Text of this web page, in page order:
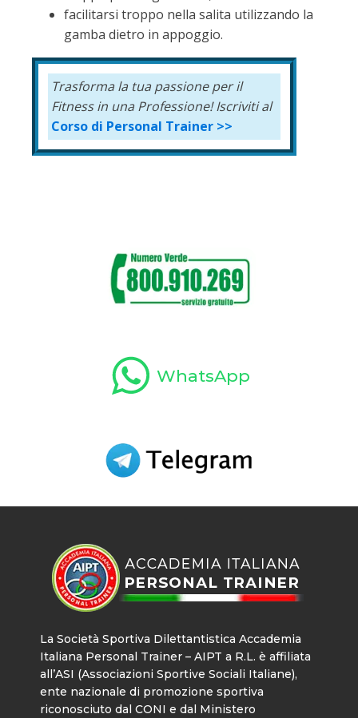
facilitarsi troppo nella salita utilizzando la
gamba dietro in appoggio.
Trasforma la tua passione per il
Fitnessin una Professione! Iscriviti al
Corso di Personal Trainer >>
WhatsApp
La Società Sportiva Dilettantistica Accademia
Italiana Personal Trainer – AIPT a R.L. è affiliata
all’ASI (Associazioni Sportive Sociali Italiane),
ente nazionale di promozione sportiva
riconosciuto dal CONI e dal Ministero